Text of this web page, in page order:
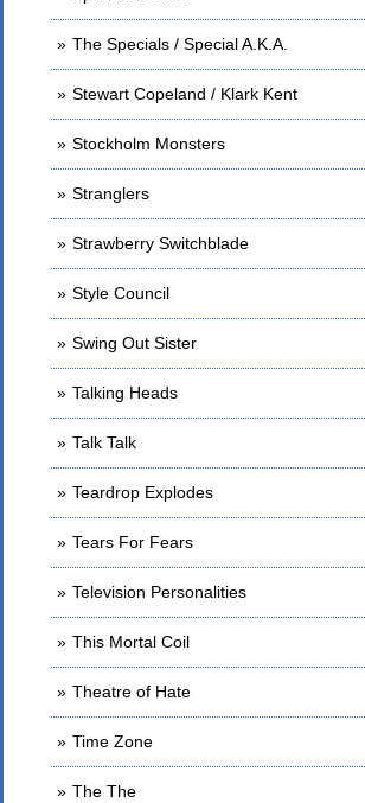
The Specials / Special A.K.A.
Stewart Copeland / Klark Kent
Stockholm Monsters
Stranglers
Strawberry Switchblade
Style Council
Swing Out Sister
Talking Heads
Talk Talk
Teardrop Explodes
Tears For Fears
Television Personalities
This Mortal Coil
Theatre of Hate
Time Zone
The The